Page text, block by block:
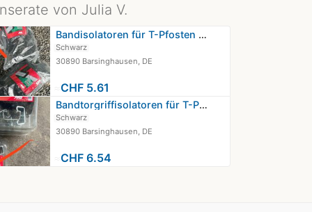
von Julia V.
Bandisolatoren für T-Pfosten *NEU*
Schwarz
30890 Barsinghausen, DE
CHF 5.61
Bandtorgriffisolatoren für T-Pfosten
Schwarz
30890 Barsinghausen, DE
CHF 6.54